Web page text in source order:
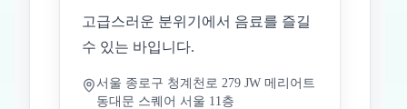
고급스러운 분위기에서 음료를 즐길
수 있는 바입니다.
서울 종로구 청계천로 279 JW 메리어트
동대문 스퀘어 서울 11층